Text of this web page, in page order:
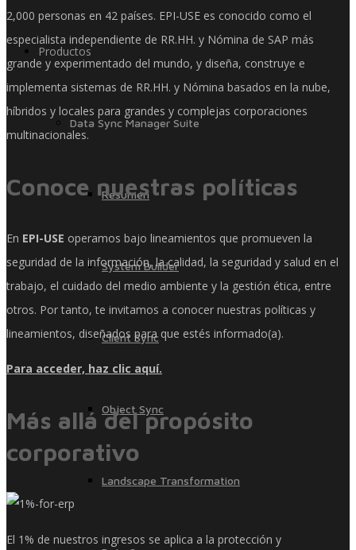
Productos
Data Sync Manager Suite
Resumen
System Builder
Client Sync
Object Sync
Landscape Transformation
2,000 personas en 42 países. EPI-USE es conocido como el
especialista independiente de RR.HH. y Nómina de SAP más
grande y experimentado del mundo, y diseña, construye e
implementa sistemas de RR.HH. y Nómina basados ​​en la nube,
híbridos y locales para grandes y complejas corporaciones
multinacionales.
Conoce nuestras políticas
En EPI-USE operamos bajo lineamientos que promueven la
seguridad de la información, la calidad, la seguridad y salud en el
trabajo, el cuidado del medio ambiente y la gestión ética, entre
otros. Por tanto, te invitamos a conocer nuestras políticas y
lineamientos, diseñados para que estés informado(a).
Para acceder, haz clic aquí.
Más allá del propósito
corporativo
El 1% de nuestros ingresos se aplica a la protección y